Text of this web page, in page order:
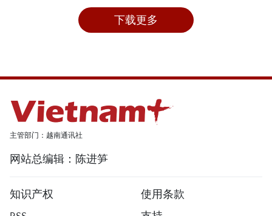
下载更多
主管部门：越南通讯社
网站总编辑：陈进笋
知识产权
使用条款